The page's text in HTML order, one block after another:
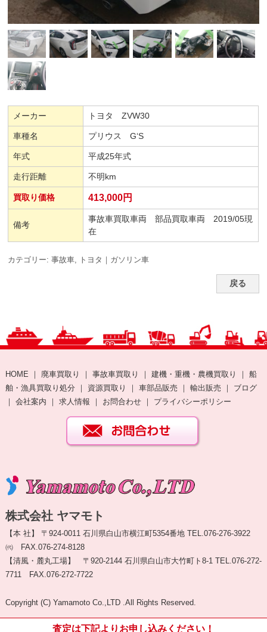
メーカー トヨタ ZVW30
車種名 プリウス G‘S
年式 平成25年式
走行距離 不明km
買取り価格 413,000円
備考
事故車買取車両 部品買取車両 2019/05現
在
カテゴリー:事故車 トヨタ｜ガソリン車
戻る
HOME ｜ 廃車買取り ｜ 事故車買取り ｜ 建機・重機・農機買取り ｜ 船
舶・漁具買取り処分 ｜ 資源買取り ｜ 車部品販売 ｜ 輸出販売 ｜ ブログ
｜ 会社案内 ｜ 求人情報 ｜ お問合わせ｜ プライバシーポリシー
株式会社 ヤマモト
【本 社】 〒924-0011 石川県白山市横江町5354番地 TEL.076-276-3922
㈹ FAX.076-274-8128
【清風・麓丸工場】 〒920-2144 石川県白山市大竹町ト8-1 TEL.076-272-
7711 FAX.076-272-7722
Copyright (C) Yamamoto Co.,LTD .All Rights Reserved.
査定は下記よりお申し込みください！